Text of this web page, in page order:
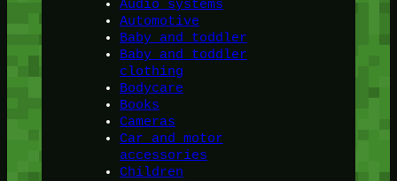
Audio systems
Automotive
Baby and toddler
Baby and toddler
clothing
Bodycare
Books
Cameras
Car and motor
accessories
Children